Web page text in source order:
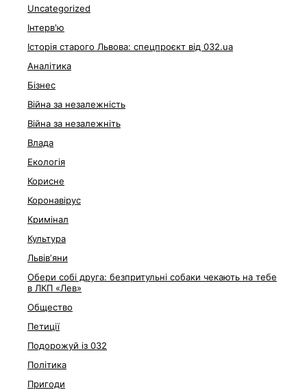
Uncategorized
Інтерв'ю
Історія старого Львова: спецпроєкт від 032.ua
Аналітика
Бізнес
Війна за незалежність
Війна за незалежніть
Влада
Екологія
Корисне
Коронавірус
Кримінал
Культура
Львівʼяни
Обери собі друга: безпритульні собаки чекають на тебе
в ЛКП «Лев»
Общество
Петиції
Подорожуй із 032
Політика
Пригоди